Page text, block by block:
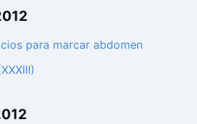
para marcar abdomen